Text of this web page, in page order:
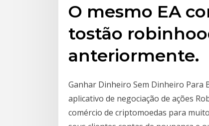
O mesmo EA
tostão
anteriormente.
Ganhar Dinheiro Sem Dinheiro Para
aplicativo de negociação de ações
comércio de criptomoedas para